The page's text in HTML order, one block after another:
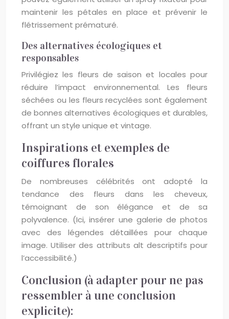
maintenir les pétales en place et prévenir le
flétrissement prématuré.
Des alternatives écologiques et
responsables
Privilégiez les fleurs de saison et locales pour
réduire l’impact environnemental. Les fleurs
séchées ou les fleurs recyclées sont également
de bonnes alternatives écologiques et durables,
offrant un style unique et vintage.
Inspirations et exemples de
coiffures florales
De nombreuses célébrités ont adopté la
tendance des fleurs dans les cheveux,
témoignant de son élégance et de sa
polyvalence. (Ici, insérer une galerie de photos
avec des légendes détaillées pour chaque
image. Utiliser des attributs alt descriptifs pour
l’accessibilité.)
Conclusion (à adapter pour ne pas
ressembler à une conclusion
explicite):